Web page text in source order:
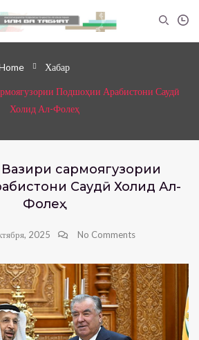
Хабар
Подшоҳии Арабистони Саудӣ
Холид Ал-Фолеҳ
Вазири сармоягузории
Саудӣ Холид Ал-
Фолеҳ
2025 No Comments